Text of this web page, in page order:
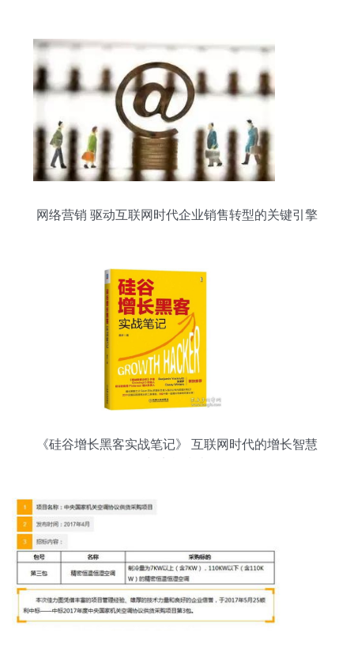
网络营销 驱动互联网时代企业销售转型的关键引擎
《硅谷增长黑客实战笔记》 互联网时代的增长智慧